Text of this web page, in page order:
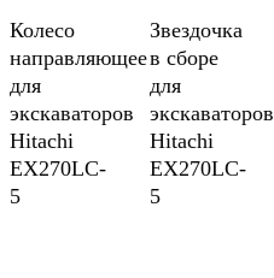
Колесо
направляющее
для
экскаваторов
Hitachi
EX270LC-
5
Звездочка
в сборе
для
экскаваторов
Hitachi
EX270LC-
5